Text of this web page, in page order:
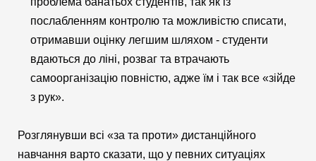
послабленням контролю та можливістю списати,
отримавши оцінку легшим шляхом - студенти
вдаються до ліні, розваг та втрачають
самоорганізацію повністю, адже їм і так все «зійде
з рук».
Розглянувши всі «за та проти» дистанційного
навчання варто сказати, що у певних ситуаціях